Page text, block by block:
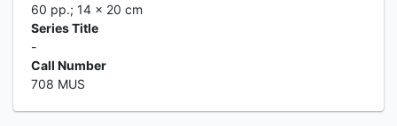
60 pp.; 14 x 20 cm
Series Title
-
Call Number
708 MUS